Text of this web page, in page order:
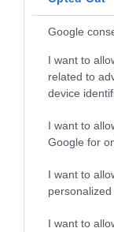
Google
I want to
related to
device
I want to
Google for
I want to
personalized
I want to
milliárd dollár, azaz